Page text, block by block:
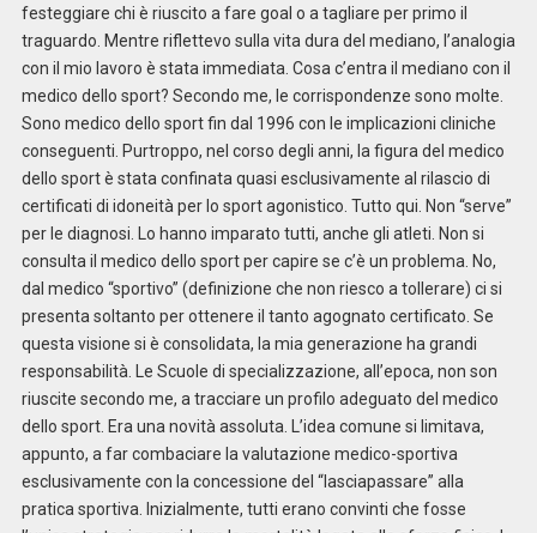
festeggiare chi è riuscito a fare goal o a tagliare per primo il
traguardo. Mentre riflettevo sulla vita dura del mediano, l’analogia
con il mio lavoro è stata immediata. Cosa c’entra il mediano con il
medico dello sport? Secondo me, le corrispondenze sono molte.
Sono medico dello sport fin dal 1996 con le implicazioni cliniche
conseguenti. Purtroppo, nel corso degli anni, la figura del medico
dello sport è stata confinata quasi esclusivamente al rilascio di
certificati di idoneità per lo sport agonistico. Tutto qui. Non “serve”
per le diagnosi. Lo hanno imparato tutti, anche gli atleti. Non si
consulta il medico dello sport per capire se c’è un problema. No,
dal medico “sportivo” (definizione che non riesco a tollerare) ci si
presenta soltanto per ottenere il tanto agognato certificato. Se
questa visione si è consolidata, la mia generazione ha grandi
responsabilità. Le Scuole di specializzazione, all’epoca, non son
riuscite secondo me, a tracciare un profilo adeguato del medico
dello sport. Era una novità assoluta. L’idea comune si limitava,
appunto, a far combaciare la valutazione medico-sportiva
esclusivamente con la concessione del “lasciapassare” alla
pratica sportiva. Inizialmente, tutti erano convinti che fosse